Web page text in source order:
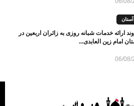
آستان
ارائه خدمات شبانه روزی به زائران اربعین در
امام زین العابدی...
06/08/